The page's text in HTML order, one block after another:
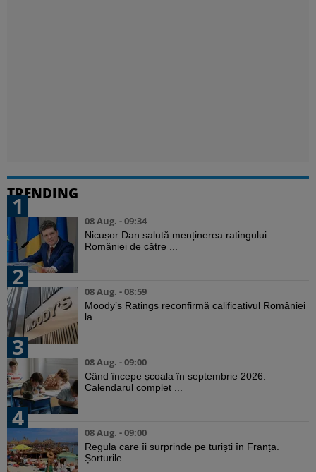
TRENDING
1
08 Aug. - 09:34
Nicușor Dan salută menținerea ratingului
României de către ...
2
08 Aug. - 08:59
Moody’s Ratings reconfirmă calificativul României
la ...
3
08 Aug. - 09:00
Când începe școala în septembrie 2026.
Calendarul complet ...
4
08 Aug. - 09:00
Regula care îi surprinde pe turiști în Franța.
Șorturile ...